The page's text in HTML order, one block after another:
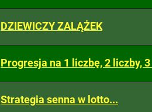
DZIEWICZY ZALĄŻEK
Progresja na 1 liczbę, 2 liczby,
Strategia senna w lotto...